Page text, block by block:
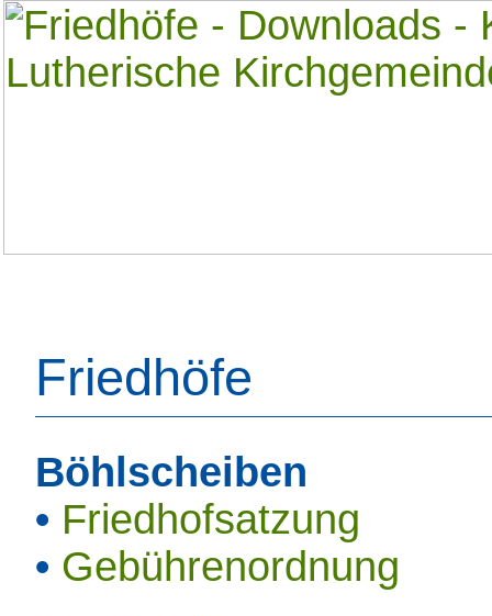
Friedhöfe
Böhlscheiben
• Friedhofsatzung
• Gebührenordnung